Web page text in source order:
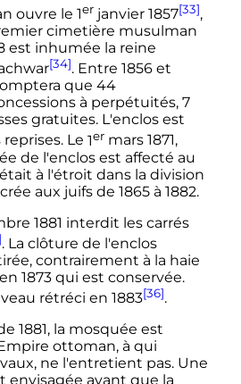
ouvre le 1erjanvier 1857[33],
cimetière musulman
est inhumée la reine
[34]. Entre 1856 et
que 44
à perpétuités, 7
gratuites. L'enclos est
Le 1ermars 1871,
de l'enclos est affecté au
à l'étroit dans la division
aux juifs de 1865 à 1882.
1881 interdit les carrés
. La clôture de l'enclos
contrairement à la haie
1873 qui est conservée.
rétréci en 1883[36].
1881, la mosquée est
ottoman, à qui
ne l'entretient pas. Une
envisagée avant que la